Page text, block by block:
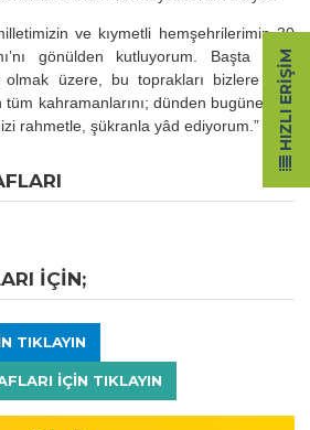
ve kıymetli hemşehrilerimin 30
gönülden kutluyorum. Başta Gazi
olmak üzere, bu toprakları bizlere yurt
tüm kahramanlarını; dünden bugüne tüm
rahmetle, şükranla yâd ediyorum.”
IÇIN;
TIKLAYIN
IÇIN TIKLAYIN
HIZLI ERIŞIM